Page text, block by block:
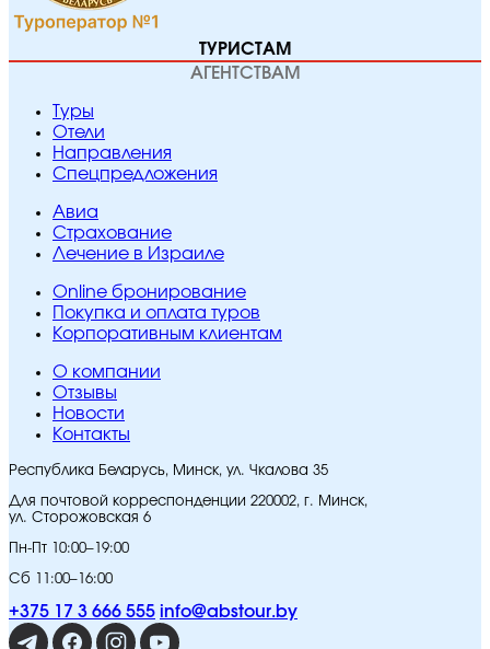
ТУРИСТАМ
АГЕНТСТВАМ
Туры
Отели
Направления
Спецпредложения
Авиа
Страхование
Лечение в Израиле
Online бронирование
Покупка и оплата туров
Корпоративным клиентам
O компании
Отзывы
Новости
Контакты
Республика Беларусь, Минск, ул. Чкалова 35
Для почтовой корреспонденции 220002, г. Минск,
ул. Сторожовская 6
Пн-Пт 10:00–19:00
Сб 11:00–16:00
+375 17 3 666 555 info@abstour.by